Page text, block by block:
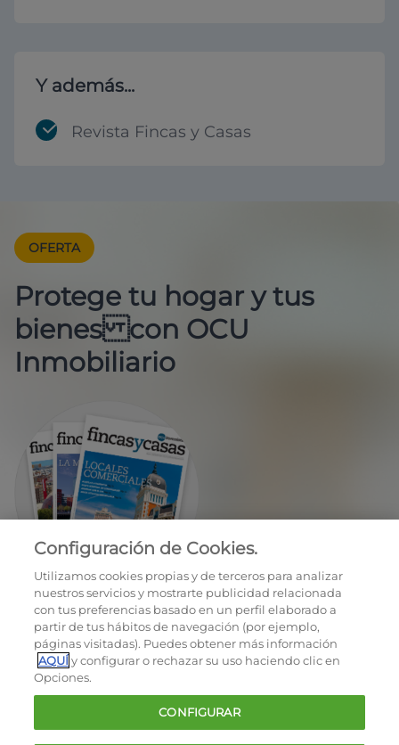
Y además...
Revista Fincas y Casas
OFERTA
Protege tu hogar y tus
bienes con OCU
Inmobiliario
EN REGALO LA REVISTA BIMESTRAL
OCU © 2026
Cookies
Configuración de Cookies.
Utilizamos cookies propias y de terceros para analizar
nuestros servicios y mostrarte publicidad relacionada
con tus preferencias basado en un perfil elaborado a
partir de tus hábitos de navegación (por ejemplo,
páginas visitadas). Puedes obtener más información
AQUÍy configurar o rechazar su uso haciendo clic en
Opciones.
CONFIGURAR